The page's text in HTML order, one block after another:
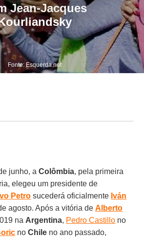
Jean-Jacques
Fonte: Esquerda.net
junho, aColômbia, pela primeira
elegeu um presidente de
Petro sucederá oficialmente Iván
agosto. Após a vitória deAlberto
na Argentina, Pedro Castillo no
noChile no ano passado,